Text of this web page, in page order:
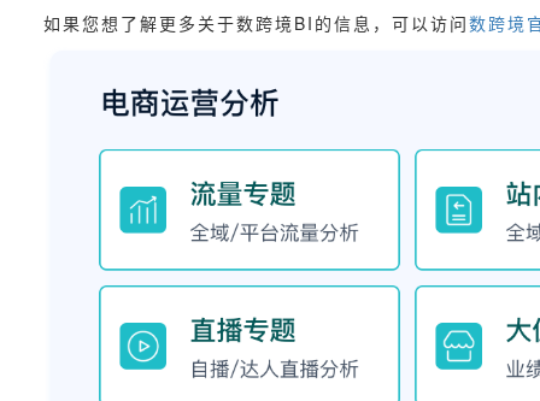
如果您想了解更多关于数跨境BI的信息，可以访问数跨境